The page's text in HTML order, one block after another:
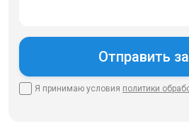
Я принимаю условия политики